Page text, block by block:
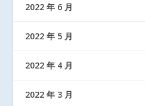
2022 年 6 月
2022 年 5 月
2022 年 4 月
2022 年 3 月